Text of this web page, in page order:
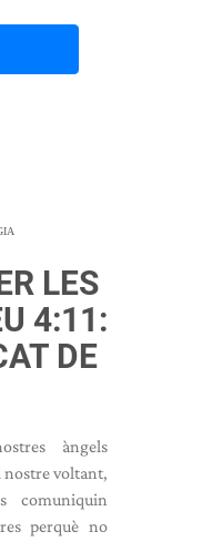
LES
4:11:
DE
àngels
nostre voltant,
comuniquin
perquè no